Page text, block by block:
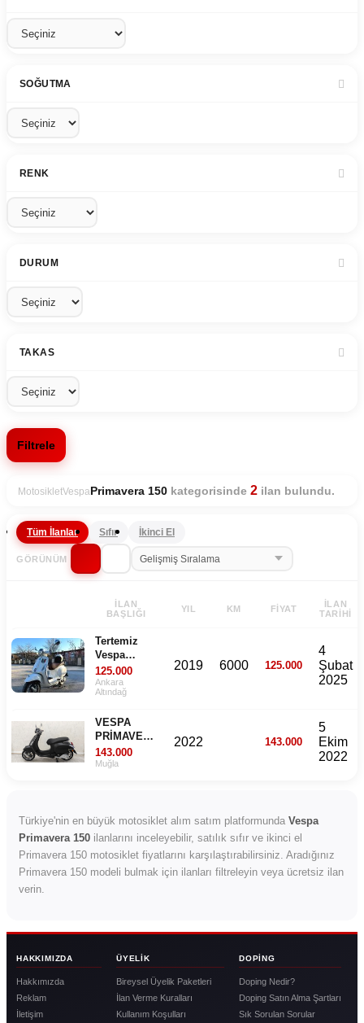
SOĞUTMA
RENK
DURUM
TAKAS
Filtrele
MotosikletVespa Primavera 150 kategorisinde 2 ilan bulundu.
Tüm İlanlar Sıfır İkinci El
GÖRÜNÜM
İLAN
BAŞLIĞI
YIL KM FIYAT
İLAN
TARIHI
Tertemiz
Vespa
Primavera
50 cc
125.000
Ankara
Altındağ
2019 6000 125.000
4
Şubat
2025
VESPA
PRİMAVERA
150 S 2022
MODEL
143.000
Muğla
2022 143.000
5
Ekim
2022
Türkiye'nin en büyük motosiklet alım satım platformunda Vespa
Primavera 150 ilanlarını inceleyebilir, satılık sıfır ve ikinci el
Primavera 150 motosiklet fiyatlarını karşılaştırabilirsiniz. Aradığınız
Primavera 150 modeli bulmak için ilanları filtreleyin veya ücretsiz ilan
verin.
HAKKIMIZDA
Hakkımızda
Reklam
İletişim
ÜYELIK
Bireysel Üyelik Paketleri
İlan Verme Kuralları
Kullanım Koşulları
DOPING
Doping Nedir?
Doping Satın Alma Şartları
Sık Sorulan Sorular